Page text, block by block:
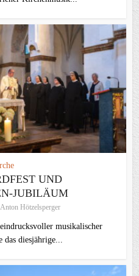
UND
JUBILÄUM
Anton Hötzelsperger
musikalischer
das diesjährige...